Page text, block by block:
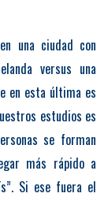
una ciudad con
versus una
en esta última es
estudios es
se forman
más rápido a
Si ese fuera el